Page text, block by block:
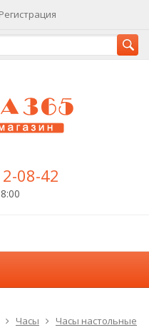
Регистрация
08-42
Часы
Часы настольные